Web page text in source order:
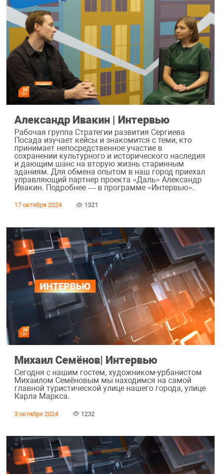
Александр Ивакин | Интервью
Рабочая группа Стратегии развития Сергиева
Посада изучает кейсы и знакомится с теми, кто
принимает непосредственное участие в
сохранении культурного и исторического наследия
и дающим шанс на вторую жизнь старинным
зданиям. Для обмена опытом в наш город приехал
управляющий партнер проекта «Даль» Александр
Ивакин. Подробнее — в программе «Интервью».
17 октября 2024 1321
Михаил Семёнов| Интервью
Сегодня с нашим гостем, художником-урбанистом
Михаилом Семёновым мы находимся на самой
главной туристической улице нашего города, улице
Карла Маркса.
3 октября 2024 1232